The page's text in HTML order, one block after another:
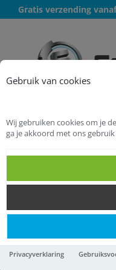
Gebruik van cookies
Wij gebruiken cookies om je
ga je akkoord met ons
Privacyverklaring
Gratis verzending
Startpagina
Afwasartikelen